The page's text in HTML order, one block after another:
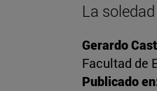
La
Gerardo
Facultad de
Publicado